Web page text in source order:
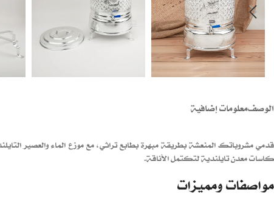
الوصفمعلومات إضافية
قدمي مشروباتك المنعشة بطريقة مبهرة بطابع تراثي، مع موزع الماء والعصير
كاسات معدن تايلندية لتكتمل الأناقة.
مواصفات ومميزات